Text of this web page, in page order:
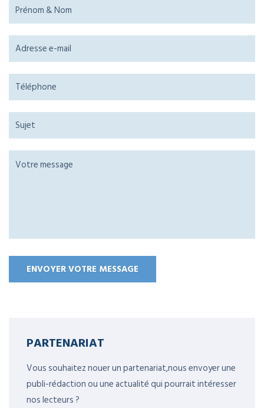
PARTENARIAT
Vous souhaitez nouer un partenariat,nous envoyer une
publi-rédaction ou une actualité qui pourrait intéresser
nos lecteurs ?